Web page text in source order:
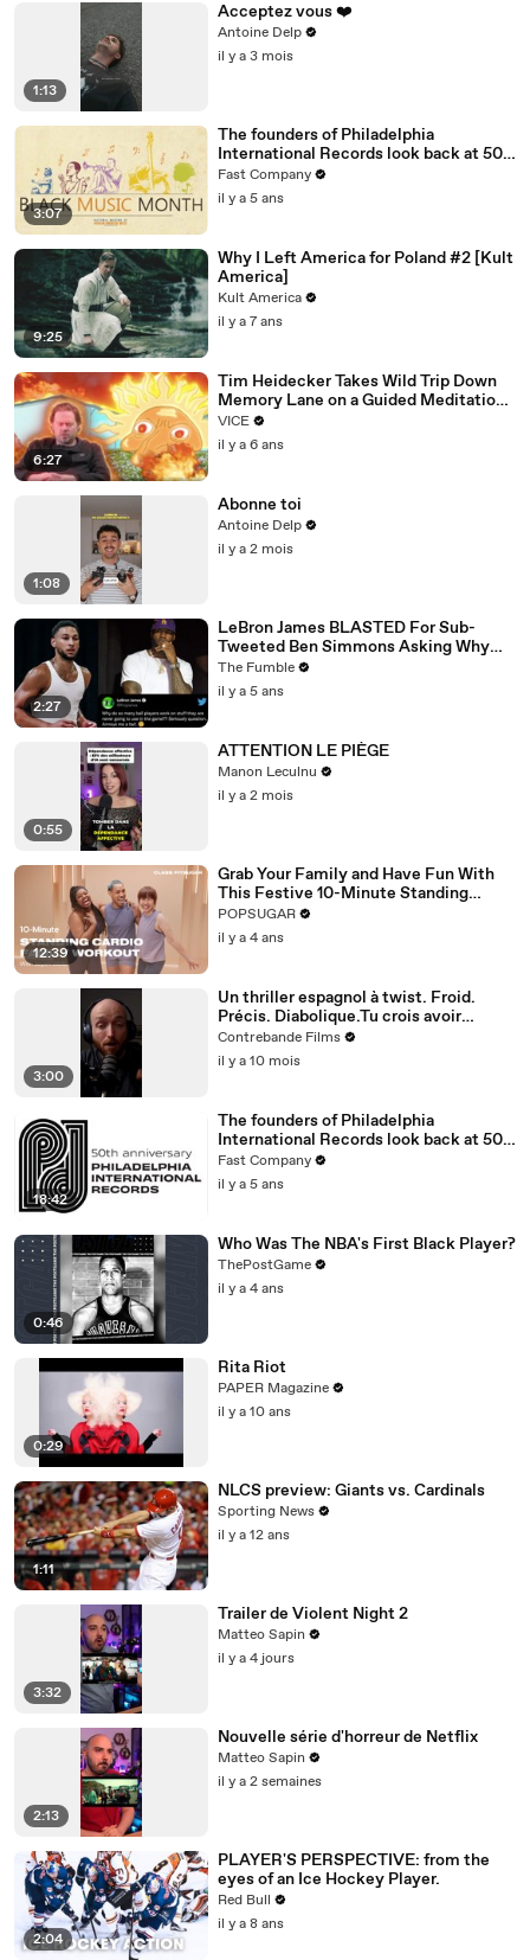
1:13
Acceptez vous ❤️
Antoine Delp
il y a 3 mois
3:07
The founders of Philadelphia
International Records look back at 50
amazing years
Fast Company
il y a 5 ans
9:25
Why I Left America for Poland #2 [Kult
America]
Kult America
il y a 7 ans
6:27
Tim Heidecker Takes Wild Trip Down
Memory Lane on a Guided Meditation |
Inside My Mind
VICE
il y a 6 ans
1:08
Abonne toi
Antoine Delp
il y a 2 mois
2:27
LeBron James BLASTED For Sub-
Tweeted Ben Simmons Asking Why
Players Practice Moves They NEVER
Use
The Fumble
il y a 5 ans
0:55
ATTENTION LE PIÈGE
Manon Leculnu
il y a 2 mois
12:39
Grab Your Family and Have Fun With
This Festive 10-Minute Standing
Cardio Workout
POPSUGAR
il y a 4 ans
3:00
Un thriller espagnol à twist. Froid.
Précis. Diabolique.Tu crois avoir
compris ? Attends la dernière scène.
Contrebande Films
il y a 10 mois
18:42
The founders of Philadelphia
International Records look back at 50
years of Philly Soul
Fast Company
il y a 5 ans
0:46
Who Was The NBA's First Black Player?
ThePostGame
il y a 4 ans
0:29
Rita Riot
PAPER Magazine
il y a 10 ans
1:11
NLCS preview: Giants vs. Cardinals
Sporting News
il y a 12 ans
3:32
Trailer de Violent Night 2
Matteo Sapin
il y a 4 jours
2:13
Nouvelle série d'horreur de Netflix
Matteo Sapin
il y a 2 semaines
2:04
PLAYER'S PERSPECTIVE: from the
eyes of an Ice Hockey Player.
Red Bull
il y a 8 ans